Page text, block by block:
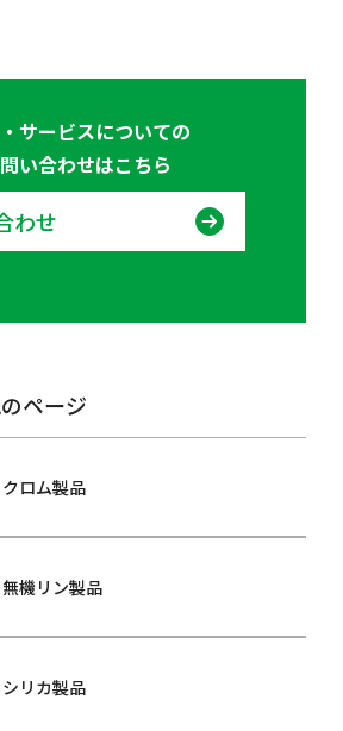
サービスについての
い合わせはこちら
わせ
ページ
クロム製品
無機リン製品
シリカ製品